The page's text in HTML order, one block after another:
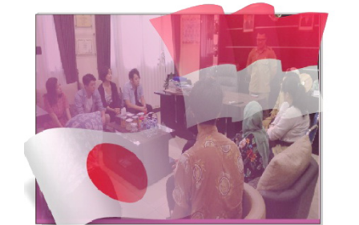
View
Larger
Image